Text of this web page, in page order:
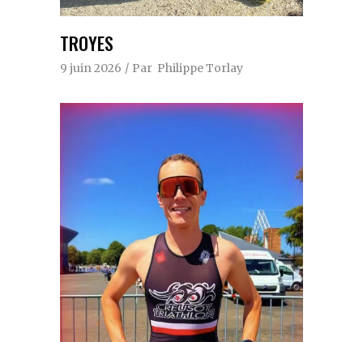
TROYES
9 juin 2026 Par Philippe Torlay